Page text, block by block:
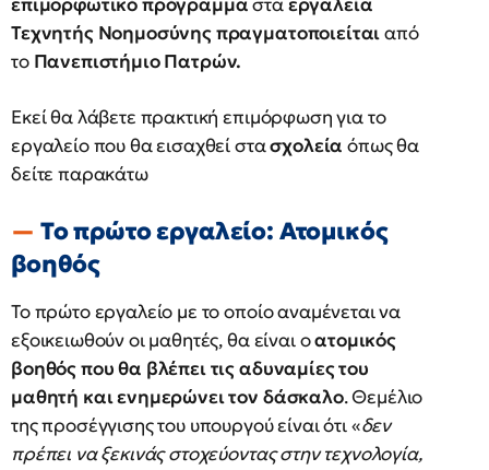
Τεχνητής Νοημοσύνης πραγματοποιείταιαπό
τοΠανεπιστήμιο Πατρών.
Εκεί θα λάβετε πρακτική επιμόρφωση για το
εργαλείο που θα εισαχθεί στασχολεία όπως θα
δείτε παρακάτω
Το πρώτο εργαλείο: Ατομικός
βοηθός
Το πρώτο εργαλείο με το οποίο αναμένεται να
εξοικειωθούν οι μαθητές, θα είναι οατομικός
βοηθός που θα βλέπει τις αδυναμίες του
μαθητή και ενημερώνει τον δάσκαλο. Θεμέλιο
της προσέγγισης του υπουργού είναι ότι «δεν
πρέπει να ξεκινάς στοχεύοντας στην τεχνολογία,